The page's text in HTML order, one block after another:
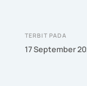
TERBIT PADA
17 September